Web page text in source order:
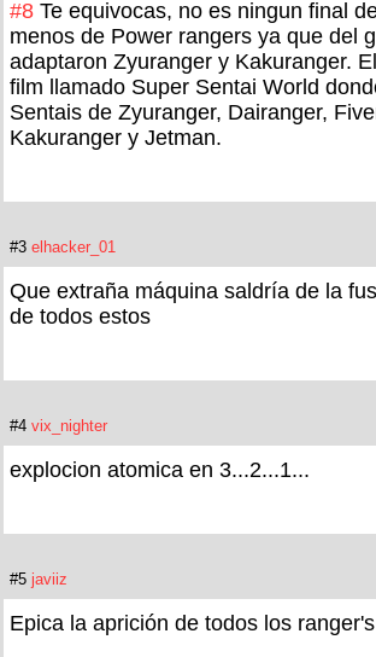
#8 Te equivocas, no es ningun final
menos de Power rangers ya que del
adaptaron Zyuranger y Kakuranger.
film llamado Super Sentai World
Sentais de Zyuranger, Dairanger,
Kakuranger y Jetman.
#3 elhacker_01
Que extraña máquina saldría de la
de todos estos
#4 vix_nighter
explocion atomica en 3...2...1...
#5 javiiz
Epica la aprición de todos los